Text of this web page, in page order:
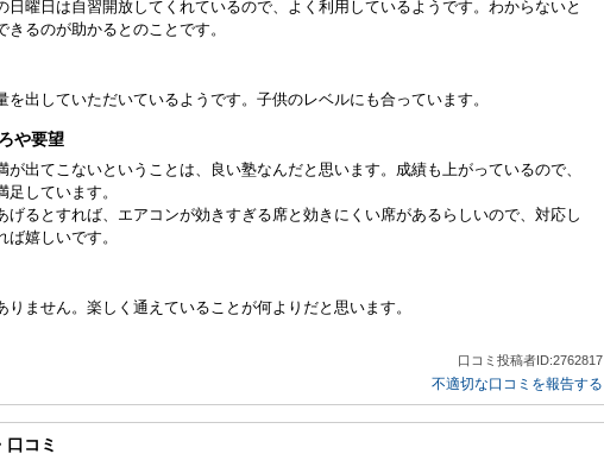
日曜日は自習開放してくれているので、よく利用しているようです。わからないと
きるのが助かるとのことです。
を出していただいているようです。子供のレベルにも合っています。
や要望
が出てこないということは、良い塾なんだと思います。成績も上がっているので、
足しています。
げるとすれば、エアコンが効きすぎる席と効きにくい席があるらしいので、対応し
ば嬉しいです。
りません。楽しく通えていることが何よりだと思います。
口コミ投稿者ID:2762817
不適切な口コミを報告する
口コミ